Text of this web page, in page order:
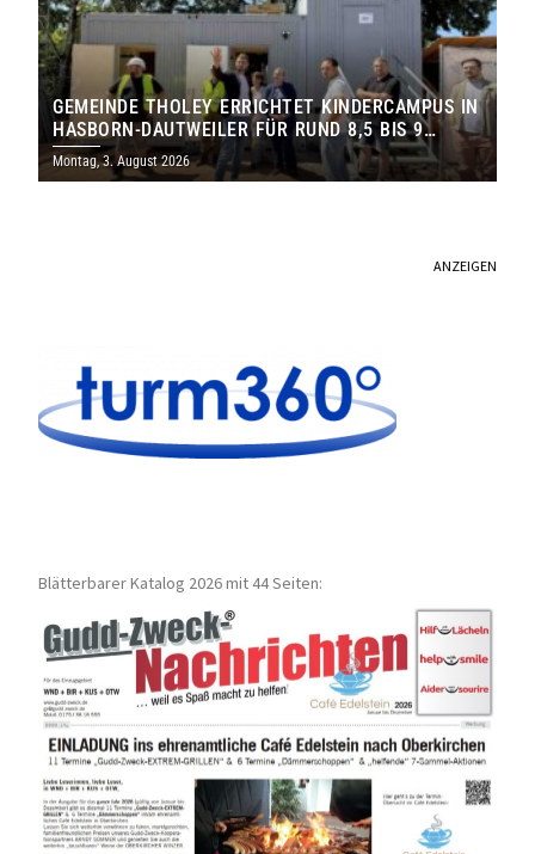
GEMEINDE THOLEY ERRICHTET KINDERCAMPUS IN
HASBORN-DAUTWEILER FÜR RUND 8,5 BIS 9
MILLIONEN EURO
Montag, 3. August 2026
ANZEIGEN
Blätterbarer Katalog 2026 mit 44 Seiten: